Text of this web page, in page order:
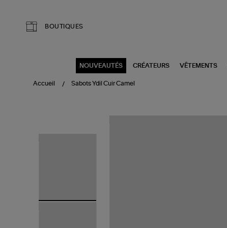
BOUTIQUES
NOUVEAUTÉS CRÉATEURS VÊTEMENTS
Accueil Sabots Ydil Cuir Camel